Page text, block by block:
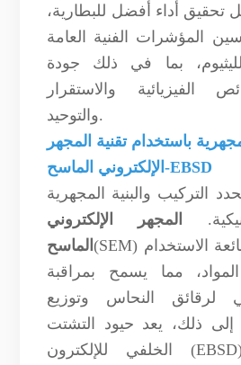
تحقيق أداء أفضل للبطارية،
المؤشرات الفنية العامة
بما في ذلك جودة
الفيزيائية والاستقرار
والتوحيد.
باستخدام تقنية المجهر
الإلكتروني الماسح-EBSD
التركيب والبنية المجهرية
المجهر الإلكتروني
الماسح(SEM) هي أداة علمية شائعة الاستخدام
مما يسمح بمراقبة
النحاس وتوزيع
إلى ذلك، يعد حيود التشتت
الخلفي للإلكترون (EBSD) تقنية توصيف